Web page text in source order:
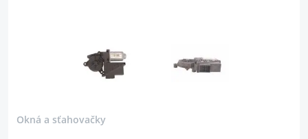
Okná a sťahovačky